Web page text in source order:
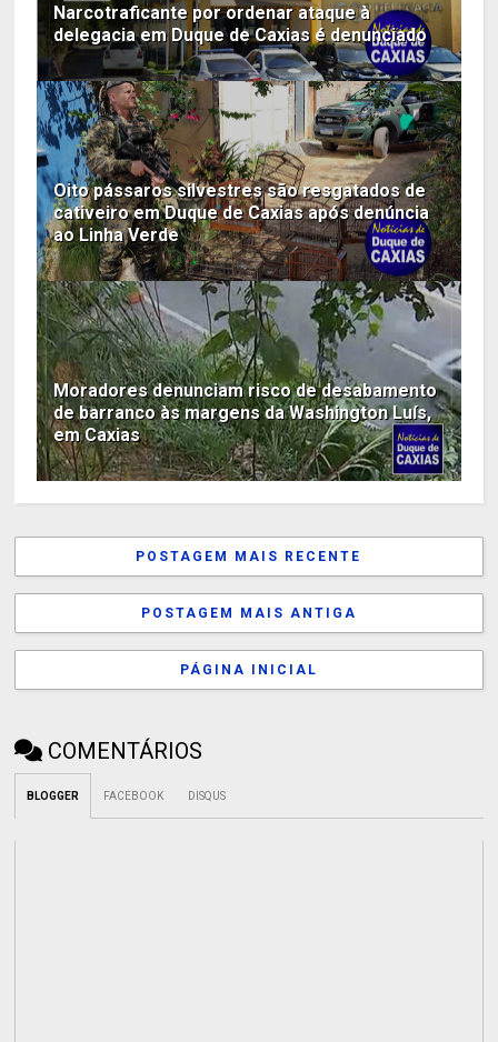
Narcotraficante por ordenar ataque à
delegacia em Duque de Caxias é denunciado
Oito pássaros silvestres são resgatados de
cativeiro em Duque de Caxias após denúncia
ao Linha Verde
Moradores denunciam risco de desabamento
de barranco às margens da Washington Luís,
em Caxias
POSTAGEM MAIS RECENTE
POSTAGEM MAIS ANTIGA
PÁGINA INICIAL
COMENTÁRIOS
BLOGGER FACEBOOK DISQUS